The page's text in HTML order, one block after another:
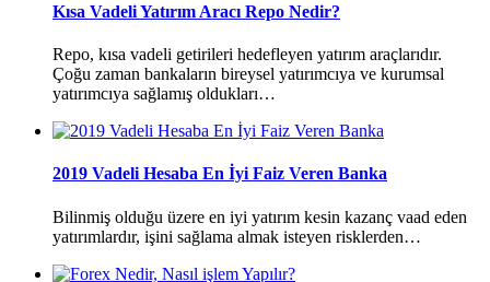
Kısa Vadeli Yatırım Aracı Repo Nedir?
Repo, kısa vadeli getirileri hedefleyen yatırım araçlarıdır.
Çoğu zaman bankaların bireysel yatırımcıya ve kurumsal
yatırımcıya sağlamış oldukları…
2019 Vadeli Hesaba En İyi Faiz Veren Banka
Bilinmiş olduğu üzere en iyi yatırım kesin kazanç vaad eden
yatırımlardır, işini sağlama almak isteyen risklerden…